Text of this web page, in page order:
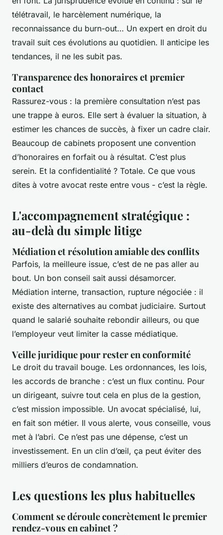
télétravail, le harcèlement numérique, la
reconnaissance du burn-out… Un expert en droit du
travail suit ces évolutions au quotidien. Il anticipe les
tendances, il ne les subit pas.
Transparence des honoraires et premier
contact
Rassurez-vous : la première consultation n’est pas
une trappe à euros. Elle sert à évaluer la situation, à
estimer les chances de succès, à fixer un cadre clair.
Beaucoup de cabinets proposent une convention
d’honoraires en forfait ou à résultat. C’est plus
serein. Et la confidentialité ? Totale. Ce que vous
dites à votre avocat reste entre vous - c’est la règle.
L'accompagnement stratégique :
au-delà du simple litige
Médiation et résolution amiable des conflits
Parfois, la meilleure issue, c’est de ne pas aller au
bout. Un bon conseil sait aussi désamorcer.
Médiation interne, transaction, rupture négociée : il
existe des alternatives au combat judiciaire. Surtout
quand le salarié souhaite rebondir ailleurs, ou que
l’employeur veut limiter la casse médiatique.
Veille juridique pour rester en conformité
Le droit du travail bouge. Les ordonnances, les lois,
les accords de branche : c’est un flux continu. Pour
un dirigeant, suivre tout cela en plus de la gestion,
c’est mission impossible. Un avocat spécialisé, lui,
en fait son métier. Il vous alerte, vous conseille, vous
met à l’abri. Ce n’est pas une dépense, c’est un
investissement. En un clin d’œil, ça peut éviter des
milliers d’euros de condamnation.
Les questions les plus habituelles
Comment se déroule concrètement le premier
rendez-vous en cabinet ?